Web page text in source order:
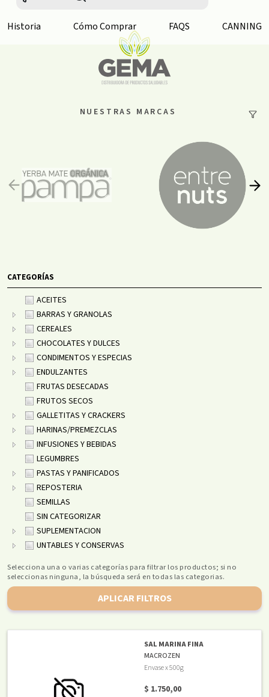
NUESTRAS MARCAS
CATEGORÍAS
ACEITES
BARRAS Y GRANOLAS
CEREALES
CHOCOLATES Y DULCES
CONDIMENTOS Y ESPECIAS
ENDULZANTES
FRUTAS DESECADAS
FRUTOS SECOS
GALLETITAS Y CRACKERS
HARINAS/PREMEZCLAS
INFUSIONES Y BEBIDAS
LEGUMBRES
PASTAS Y PANIFICADOS
REPOSTERIA
SEMILLAS
SIN CATEGORIZAR
SUPLEMENTACION
UNTABLES Y CONSERVAS
Selecciona una o varias categorías para filtrar los productos; si no
seleccionas ninguna, la búsqueda será en todas las categorias.
APLICAR FILTROS
SAL MARINA FINA
MACROZEN
Envase x 500g
$ 1.750,00
Historia Cómo Comprar FAQS CANNING